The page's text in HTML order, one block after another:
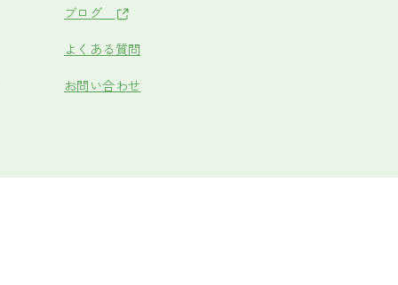
ブログ
よくある質問
お問い合わせ